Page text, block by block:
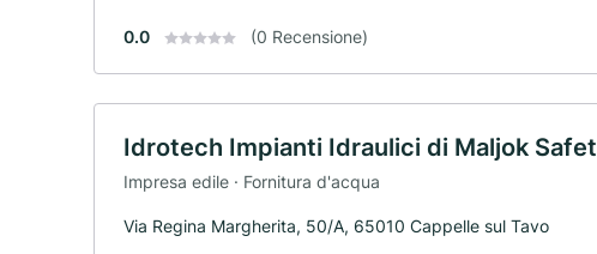
0.0 (0 Recensione)
Idrotech Impianti Idraulici di Maljok Safet
Impresa edile · Fornitura d'acqua
Via Regina Margherita, 50/A, 65010 Cappelle sul Tavo